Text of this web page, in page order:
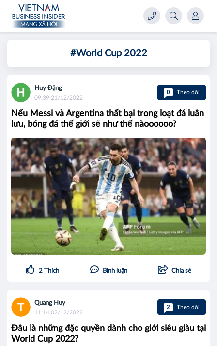
#World Cup 2022
Huy Đặng
09:39 21/12/2022
0 Theo dõi
Nếu Messi và Argentina thất bại trong loạt đá luân
lưu, bóng đá thế giới sẽ như thế nàoooooo?
2 Thích Bình luận Chia sẻ
Quang Huy
11:14 02/12/2022
2 Theo dõi
Đâu là những đặc quyền dành cho giới siêu giàu tại
World Cup 2022?